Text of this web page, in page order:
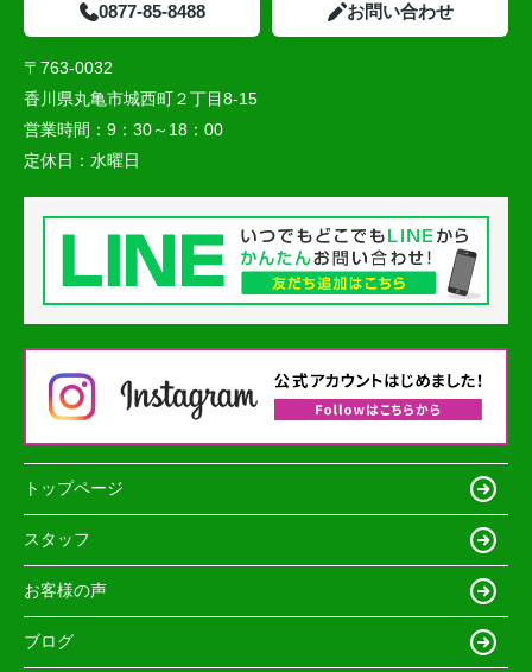
0877-85-8488 お問い合わせ
〒763-0032
香川県丸亀市城西町２丁目8-15
営業時間： 9：30～18：00
定休日： 水曜日
トップページ
スタッフ
お客様の声
ブログ